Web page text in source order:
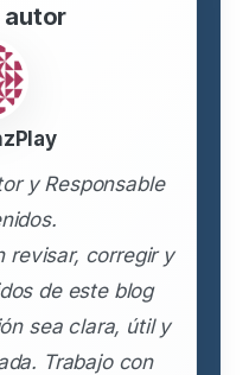
autor
y Responsable
revisar, corregir y
de este blog
sea clara, útil y
Trabajo con